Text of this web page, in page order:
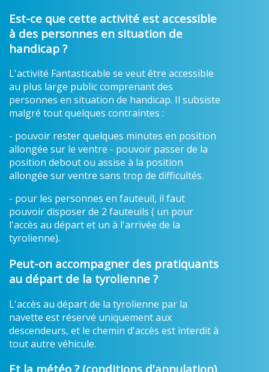
Est-ce que cette activité est accessible
à des personnes en situation de
handicap ?
L'activité Fantasticable se veut être accessible
au plus large public comprenant des
personnes en situation de handicap. Il subsiste
malgré tout quelques contraintes :
- pouvoir rester quelques minutes en position
allongée sur le ventre - pouvoir passer de la
position debout ou assise à la position
allongée sur ventre sans trop de difficultés.
- pour les personnes en fauteuil, il faut
pouvoir disposer de 2 fauteuils ( un pour
l'accès au départ et un à l'arrivée de la
tyrolienne).
Peut-on accompagner des pratiquants
au départ de la tyrolienne ?
L'accès au départ de la tyrolienne par la
navette est réservé uniquement aux
descendeurs, et le chemin d'accès est interdit à
tout autre véhicule.
Et la météo ? (conditions d'annulation)